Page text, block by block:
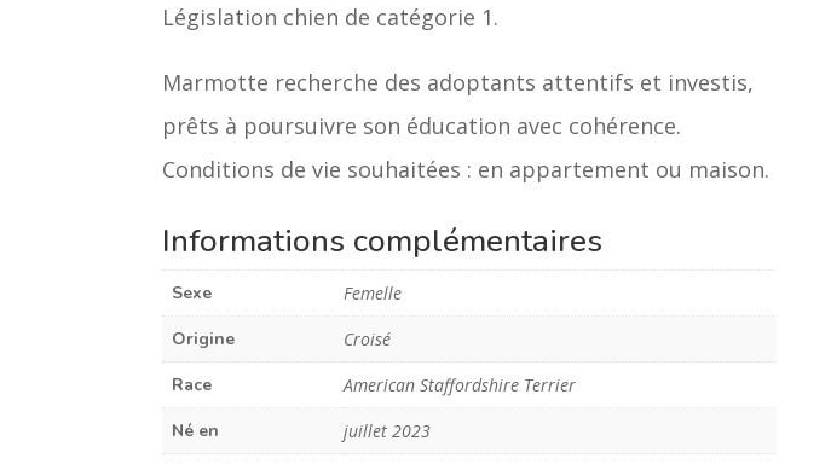
Législation chien de catégorie 1.
Marmotte recherche des adoptants attentifs et investis,
prêts à poursuivre son éducation avec cohérence.
Conditions de vie souhaitées : en appartement ou maison.
Informations complémentaires
Sexe
Femelle
Origine
Croisé
Race
American Staffordshire Terrier
Né en
juillet 2023